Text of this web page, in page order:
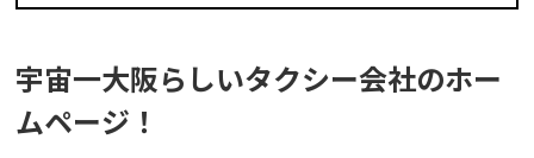
宇宙一大阪らしいタクシー会社のホー
ムページ！